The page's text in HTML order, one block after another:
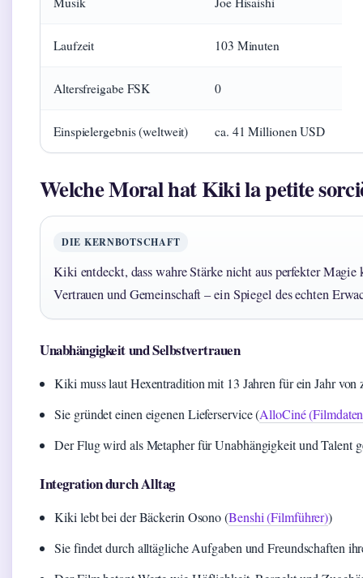
Laufzeit 103 Minuten
Altersfreigabe FSK 0
Einspielergebnis (weltweit) ca. 41 Millionen USD
Welche Moral hat Kiki la petite
DIE KERNBOTSCHAFT
Kiki entdeckt, dass wahre Stärke nicht aus perfekter Magie
Vertrauen und Gemeinschaft – ein Spiegel des echten
Unabhängigkeit und Selbstvertrauen
Kiki muss laut Hexentradition mit 13 Jahren für ein Jahr von
Sie gründet einen eigenen Lieferservice (AlloCiné
Der Flug wird als Metapher für Unabhängigkeit und Talent
Integration durch Alltag
Kiki lebt bei der Bäckerin Osono (Benshi (Filmführer))
Sie findet durch alltägliche Aufgaben und Freundschaften